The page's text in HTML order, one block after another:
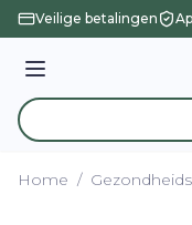
Ga naar de inhoud
Veilige betalingen
Menu
Product, merk,
Home /